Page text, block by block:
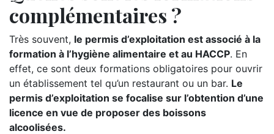
complémentaires ?
Très souvent, le permis d’exploitation est associé à la
formation à l’hygiène alimentaire et au HACCP. En
effet, ce sont deux formations obligatoires pour ouvrir
un établissement tel qu’un restaurant ou un bar. Le
permis d’exploitation se focalise sur l’obtention d’une
licence en vue de proposer des boissons
alcoolisées.